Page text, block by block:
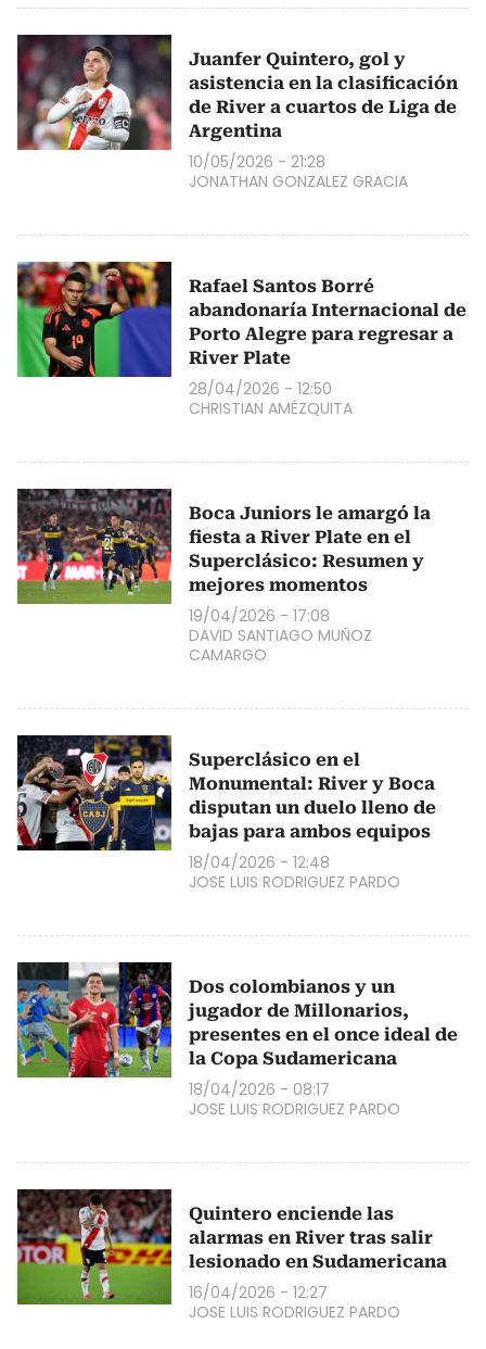
Juanfer Quintero, gol y
asistencia en la clasificación
de River a cuartos de Liga de
Argentina
10/05/2026 - 21:28
JONATHAN GONZALEZ GRACIA
Rafael Santos Borré
abandonaría Internacional de
Porto Alegre para regresar a
River Plate
28/04/2026 - 12:50
CHRISTIAN AMÉZQUITA
Boca Juniors le amargó la
fiesta a River Plate en el
Superclásico: Resumen y
mejores momentos
19/04/2026 - 17:08
DAVID SANTIAGO MUÑOZ
CAMARGO
Superclásico en el
Monumental: River y Boca
disputan un duelo lleno de
bajas para ambos equipos
18/04/2026 - 12:48
JOSE LUIS RODRIGUEZ PARDO
Dos colombianos y un
jugador de Millonarios,
presentes en el once ideal de
la Copa Sudamericana
18/04/2026 - 08:17
JOSE LUIS RODRIGUEZ PARDO
Quintero enciende las
alarmas en River tras salir
lesionado en Sudamericana
16/04/2026 - 12:27
JOSE LUIS RODRIGUEZ PARDO